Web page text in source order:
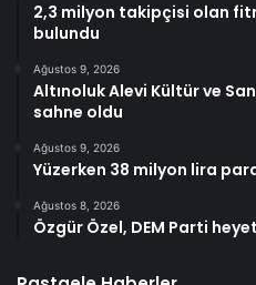
2,3 milyon takipçisi olan
bulundu
Ağustos 9, 2026
Altınoluk Alevi Kültür ve
sahne oldu
Ağustos 9, 2026
Yüzerken 38 milyon lira
Ağustos 8, 2026
Özgür Özel, DEM Parti